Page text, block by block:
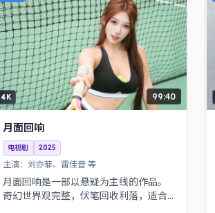
4K 99:40
月面回响
电视剧 2025
主演： 刘亦菲、雷佳音 等
月面回响是一部以悬疑为主线的作品。
奇幻世界观完整，伏笔回收利落，适合